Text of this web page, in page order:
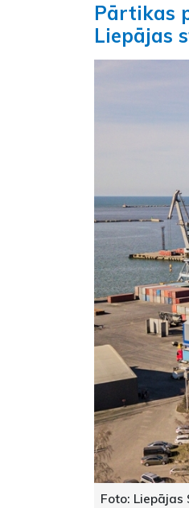
Pārtikas
Liepājas
Foto: Liepājas